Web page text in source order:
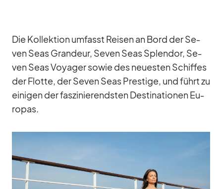
Die Kol­lek­tion um­fasst Rei­sen an Bord der Se­
ven Seas Gran­deur, Se­ven Seas Sple­ndor, Se­
ven Seas Voy­a­ger so­wie des neu­es­ten Schif­fes
der Flotte, der Se­ven Seas Pres­tige, und führt zu
ei­ni­gen der fas­zi­nie­rends­ten De­sti­na­tio­nen Eu­
ro­pas.